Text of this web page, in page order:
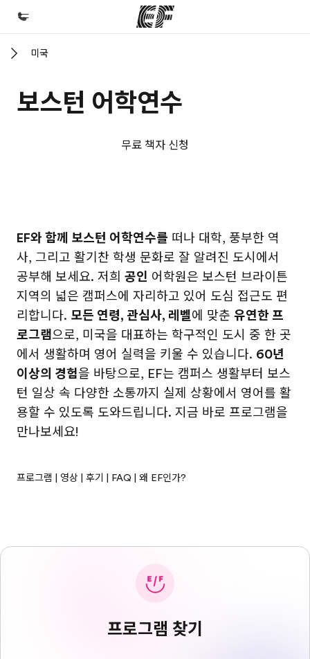
프로그램
사업 부문
채용
글로벌 인재 채용
미국
보스턴 어학연수
무료 책자 신청
EF와 함께 보스턴 어학연수를 떠나 대학, 풍부한 역
사, 그리고 활기찬 학생 문화로 잘 알려진 도시에서
공부해 보세요. 저희 공인 어학원은 보스턴 브라이튼
지역의 넓은 캠퍼스에 자리하고 있어 도심 접근도 편
리합니다. 모든 연령, 관심사, 레벨에 맞춘 유연한 프
로그램으로, 미국을 대표하는 학구적인 도시 중 한 곳
에서 생활하며 영어 실력을 키울 수 있습니다. 60년
이상의 경험을 바탕으로, EF는 캠퍼스 생활부터 보스
턴 일상 속 다양한 소통까지 실제 상황에서 영어를 활
용할 수 있도록 도와드립니다. 지금 바로 프로그램을
만나보세요!
프로그램 영상 후기 FAQ 왜 EF인가?
프로그램 찾기